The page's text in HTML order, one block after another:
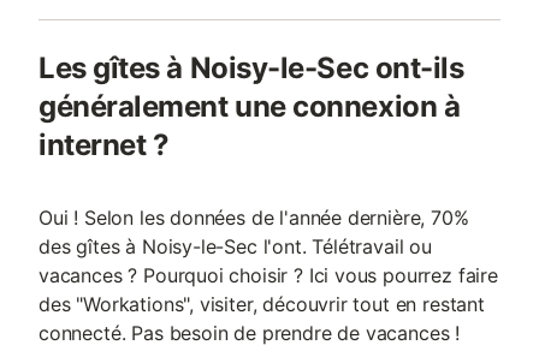
Les gîtes à Noisy-le-Sec ont-ils
généralement une connexion à
internet ?
Oui ! Selon les données de l'année dernière, 70%
des gîtes à Noisy-le-Sec l'ont. Télétravail ou
vacances ? Pourquoi choisir ? Ici vous pourrez faire
des "Workations", visiter, découvrir tout en restant
connecté. Pas besoin de prendre de vacances !